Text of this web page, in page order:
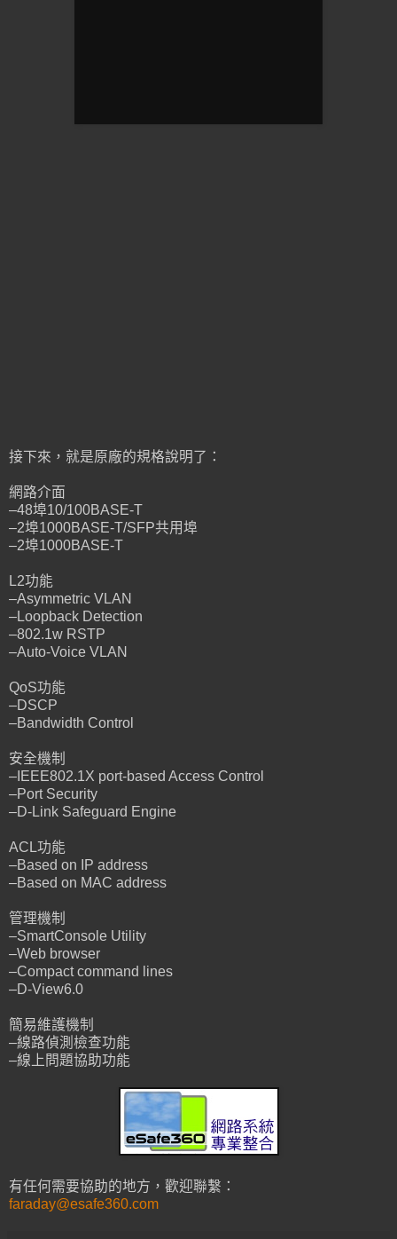
接下來，就是原廠的規格說明了：
網路介面
–48埠10/100BASE-T
–2埠1000BASE-T/SFP共用埠
–2埠1000BASE-T
L2功能
–Asymmetric VLAN
–Loopback Detection
–802.1w RSTP
–Auto-Voice VLAN
QoS功能
–DSCP
–Bandwidth Control
安全機制
–IEEE802.1X port-based Access Control
–Port Security
–D-Link Safeguard Engine
ACL功能
–Based on IP address
–Based on MAC address
管理機制
–SmartConsole Utility
–Web browser
–Compact command lines
–D-View6.0
簡易維護機制
–線路偵測檢查功能
–線上問題協助功能
有任何需要協助的地方，歡迎聯繫：
faraday@esafe360.com